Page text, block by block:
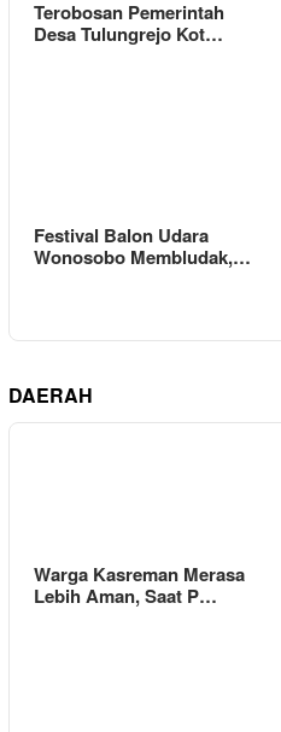
Terobosan Pemerintah
Desa Tulungrejo Kot…
Festival Balon Udara
Wonosobo Membludak,…
DAERAH
Warga Kasreman Merasa
Lebih Aman, Saat P…